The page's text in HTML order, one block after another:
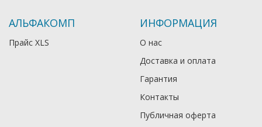
АЛЬФАКОМП
Прайс XLS
ИНФОРМАЦИЯ
О нас
Доставка и оплата
Гарантия
Контакты
Публичная оферта